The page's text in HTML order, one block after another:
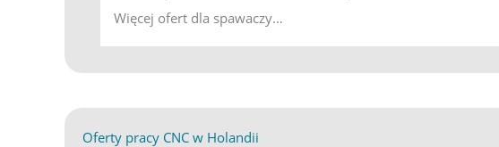
Więcej ofert dla spawaczy…
Oferty pracy CNC w Holandii